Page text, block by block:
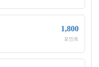
1,800
포인트